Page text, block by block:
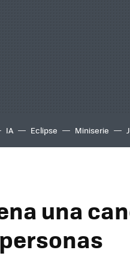
IA Eclipse Miniserie
una